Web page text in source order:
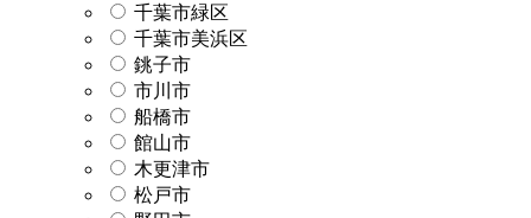
千葉市緑区
千葉市美浜区
銚子市
市川市
船橋市
館山市
木更津市
松戸市